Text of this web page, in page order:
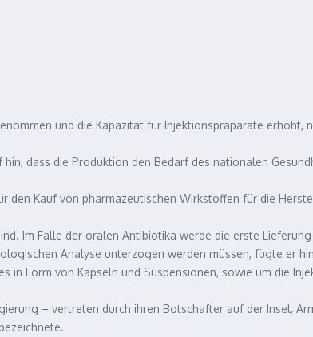
und die Kapazität für Injektionspräparate erhöht,
dass die Produktion den Bedarf des nationalen
den Kauf von pharmazeutischen Wirkstoffen für die
Im Falle der oralen Antibiotika werde die erste
Analyse unterzogen werden müssen, fügte er
Form von Kapseln und Suspensionen, sowie um die
– vertreten durch ihren Botschafter auf der Insel,